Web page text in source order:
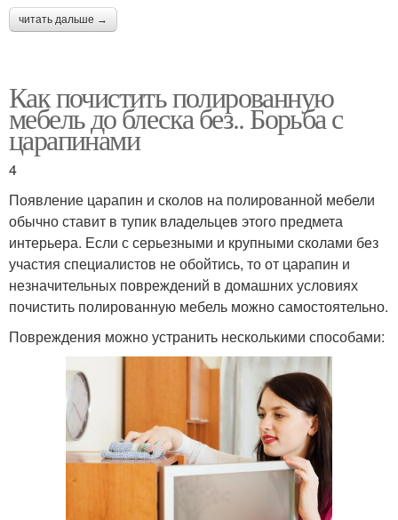
читать дальше →
Как почистить полированную
мебель до блеска без.. Борьба с
царапинами
4
Появление царапин и сколов на полированной мебели
обычно ставит в тупик владельцев этого предмета
интерьера. Если с серьезными и крупными сколами без
участия специалистов не обойтись, то от царапин и
незначительных повреждений в домашних условиях
почистить полированную мебель можно самостоятельно.
Повреждения можно устранить несколькими способами: